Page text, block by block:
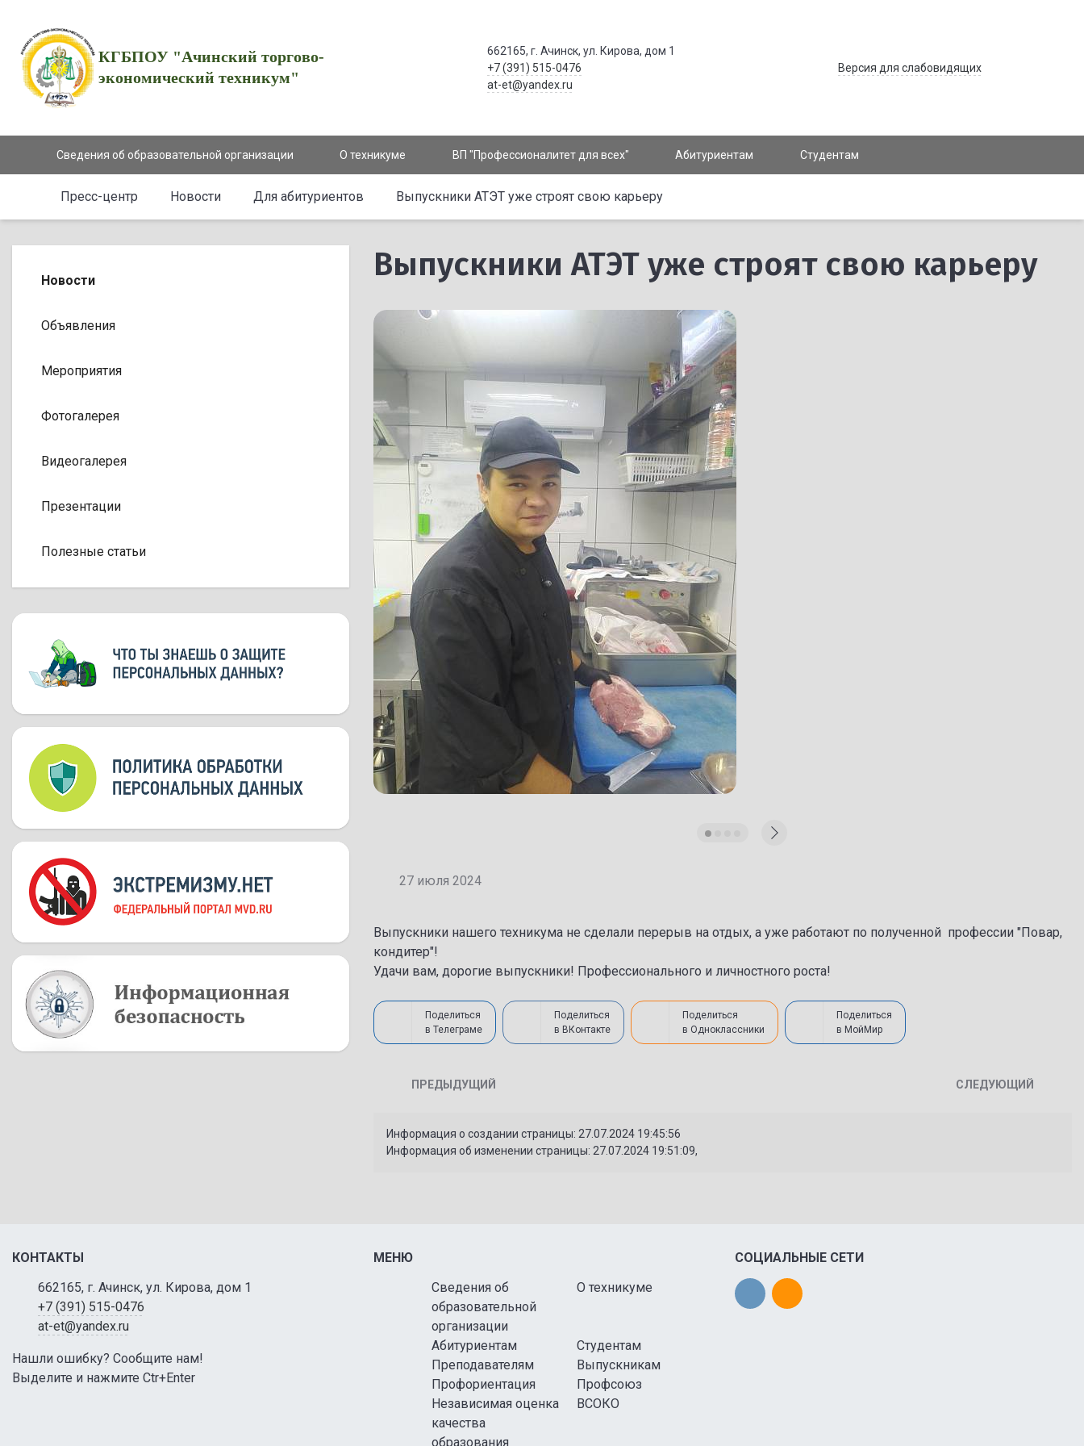
КГБПОУ "Ачинский торгово-
экономический техникум"
662165, г. Ачинск, ул. Кирова, дом 1
+7 (391) 515-0476
at-et@yandex.ru
Версия для слабовидящих
Сведения об образовательной организации О техникуме ВП "Профессионалитет для всех" Абитуриентам Студентам
Пресс-центр Новости Для абитуриентов Выпускники АТЭТ уже строят свою карьеру
Новости
Объявления
Мероприятия
Фотогалерея
Видеогалерея
Презентации
Полезные статьи
Выпускники АТЭТ уже строят свою карьеру
27 июля 2024
Выпускники нашего техникума не сделали перерыв на отдых, а уже работают по полученной профессии "Повар,
кондитер"!
Удачи вам, дорогие выпускники! Профессионального и личностного роста!
Поделиться
в Телеграме
Поделиться
в ВКонтакте
Поделиться
в Одноклассники
Поделиться
в МойМир
ПРЕДЫДУЩИЙ СЛЕДУЮЩИЙ
Информация о создании страницы: 27.07.2024 19:45:56
Информация об изменении страницы: 27.07.2024 19:51:09,
КОНТАКТЫ
662165, г. Ачинск, ул. Кирова, дом 1
+7 (391) 515-0476
at-et@yandex.ru
Нашли ошибку? Сообщите нам!
Выделите и нажмите Ctr+Enter
МЕНЮ
Сведения об
образовательной
организации
О техникуме
Абитуриентам
Студентам
Преподавателям
Выпускникам
Профориентация
Профсоюз
Независимая оценка
качества
образования
ВСОКО
СОЦИАЛЬНЫЕ СЕТИ